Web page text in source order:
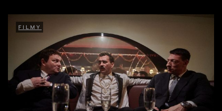
FILMY